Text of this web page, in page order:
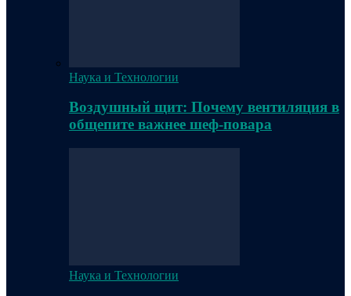
Наука и Технологии
Воздушный щит: Почему вентиляция в
общепите важнее шеф-повара
Наука и Технологии